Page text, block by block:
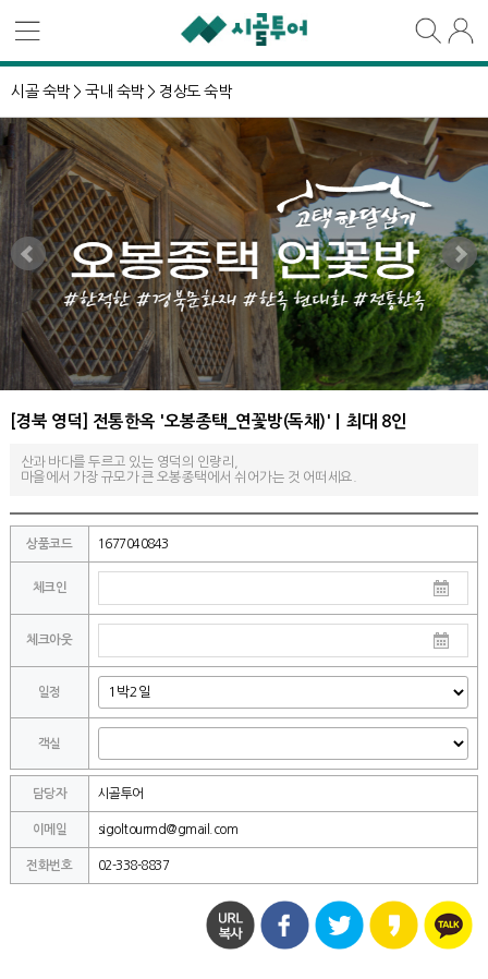
시골 숙박 > 국내 숙박 > 경상도 숙박
[경북 영덕] 전통한옥 '오봉종택_연꽃방(독채)'ㅣ최대 8인
산과 바다를 두르고 있는 영덕의 인량리,
마을에서 가장 규모가 큰 오봉종택에서 쉬어가는 것 어떠세요.
상품코드 1677040843
체크인
체크아웃
일정
객실
담당자 시골투어
이메일 sigoltourmd@gmail.com
전화번호 02-338-8837